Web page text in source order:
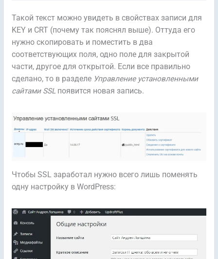
Такой текст можно увидеть в свойствах записи для
KEY и CRT (почему так пояснял выше). Оттуда его
нужно скопировать и поместить в два
соответствующих поля, одно поле для закрытой
части, другое для открытой. Если все правильно
сделано, то в разделе Управление установленными
сайтами SSLпоявится новая запись.
Чтобы SSL заработал нужно всего лишь поменять
одну настройку в WordPress: